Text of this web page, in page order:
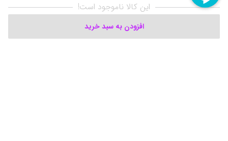
این کالا ناموجود است!
افزودن به سبد خرید